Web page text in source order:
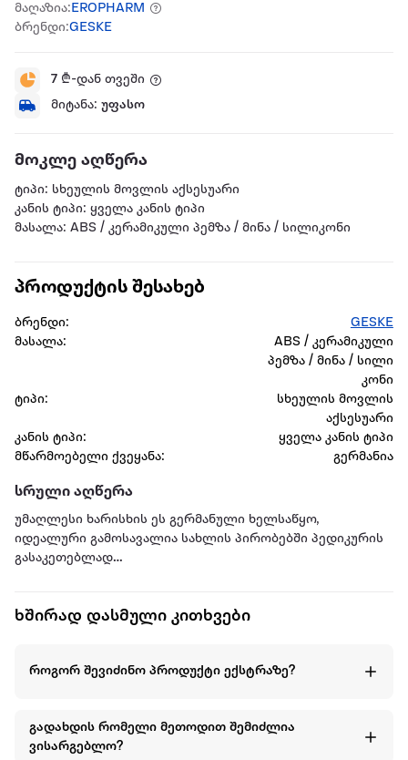
მაღაზია: EROPHARM
ბრენდი:GESKE
7 ₾-დან თვეში
მიტანა: უფასო
მოკლე აღწერა
ტიპი: სხეულის მოვლის აქსესუარი
კანის ტიპი: ყველა კანის ტიპი
მასალა: ABS / კერამიკული პემზა / მინა / სილიკონი
პროდუქტის შესახებ
ბრენდი:
GESKE
მასალა:
ABS / კერამიკული
პემზა / მინა / სილი
კონი
ტიპი:
სხეულის მოვლის
აქსესუარი
კანის ტიპი:
ყველა კანის ტიპი
მწარმოებელი ქვეყანა:
გერმანია
სრული აღწერა
უმაღლესი ხარისხის ეს გერმანული ხელსაწყო,
იდეალური გამოსავალია სახლის პირობებში პედიკურის
გასაკეთებლად
შეძლებ მოიშორო გარქოვანებული კანი და მასთან
ჭკვიანი მაზოლების მოსაშორებელი პემზის ქვის
გარქოვანებულ კანს და გახდის მათ გლუვს და ნაზს.
ხშირად დასმული კითხვები
როგორ შევიძინო პროდუქტი ექსტრაზე?
გადახდის რომელი მეთოდით შემიძლია
ვისარგებლო?